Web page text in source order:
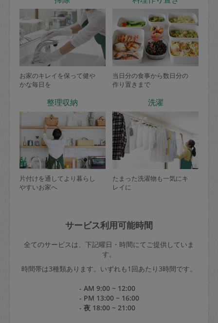
お家のキレイを保って健や
かな毎日を
当日分の食事から数日分の
作り置きまで
整理収納
片付けを通してより暮らし
やすいお家へ
洗濯
たまった洗濯物も一気にキ
レイに
サービス利用可能時間
全てのサービスは、下記曜日・時間にてご提供していま
す。
時間帯は3種類あります。いずれも1回あたり3時間です。
- AM 9:00 ~ 12:00
- PM 13:00 ~ 16:00
- 夜 18:00 ~ 21:00